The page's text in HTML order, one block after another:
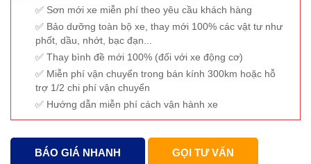
Sơn mới xe miễn phí theo yêu cầu khách hàng
Bảo dưỡng toàn bộ xe, thay mới 100% các vật tư như
phốt, dầu, nhớt, bạc đạn...
Thay bình đề mới 100% (đối với xe động cơ)
Miễn phí vận chuyển trong bán kính 300km hoặc hỗ
trợ 1/2 chi phí vận chuyển
Hướng dẫn miễn phí cách vận hành xe
BÁO GIÁ NHANH GỌI TƯ VẤN